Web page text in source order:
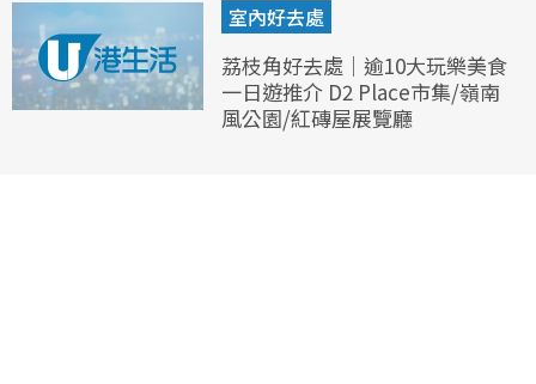
室內好去處
荔枝角好去處｜逾10大玩樂美食
一日遊推介 D2 Place市集/嶺南
風公園/紅磚屋展覽廳